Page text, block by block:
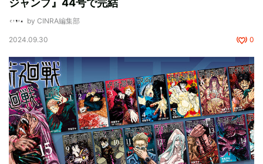
ジャンプ』44号で完結
by CINRA編集部
2024.09.30 0